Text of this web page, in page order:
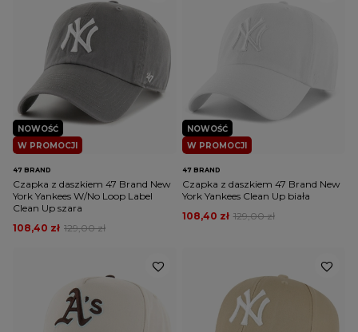
W PROMOCJI
NOWOŚĆ
47 BRAND
Czapka z daszkiem 47 Brand New
York Yankees W/No Loop Label
Clean Up szara
129,00 zł
108,40 zł
W PROMOCJI
NOWOŚĆ
47 BRAND
Czapka z daszkiem 47 Brand New
York Yankees Clean Up biała
129,00 zł
108,40 zł